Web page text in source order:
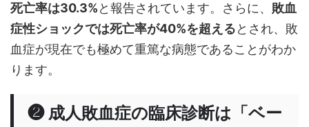
死亡率は30.3%と報告されています。さらに、 敗血
症性ショックでは死亡率が40%を超えるとされ、敗
血症が現在でも極めて重篤な病態であることがわか
ります。
❷ 成人敗血症の臨床診断は「ベー